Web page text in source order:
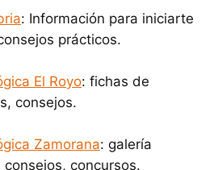
: Información para iniciarte
prácticos.
El Royo: fichas de
consejos.
Zamorana: galería
concursos.